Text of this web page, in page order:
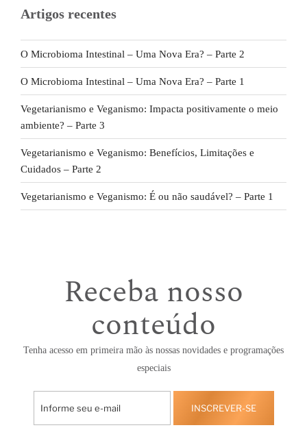
Artigos recentes
O Microbioma Intestinal – Uma Nova Era? – Parte 2
O Microbioma Intestinal – Uma Nova Era? – Parte 1
Vegetarianismo e Veganismo: Impacta positivamente o meio
ambiente? – Parte 3
Vegetarianismo e Veganismo: Benefícios, Limitações e
Cuidados – Parte 2
Vegetarianismo e Veganismo: É ou não saudável? – Parte 1
Receba nosso
conteúdo
Tenha acesso em primeira mão às nossas novidades e programações
especiais
INSCREVER-SE